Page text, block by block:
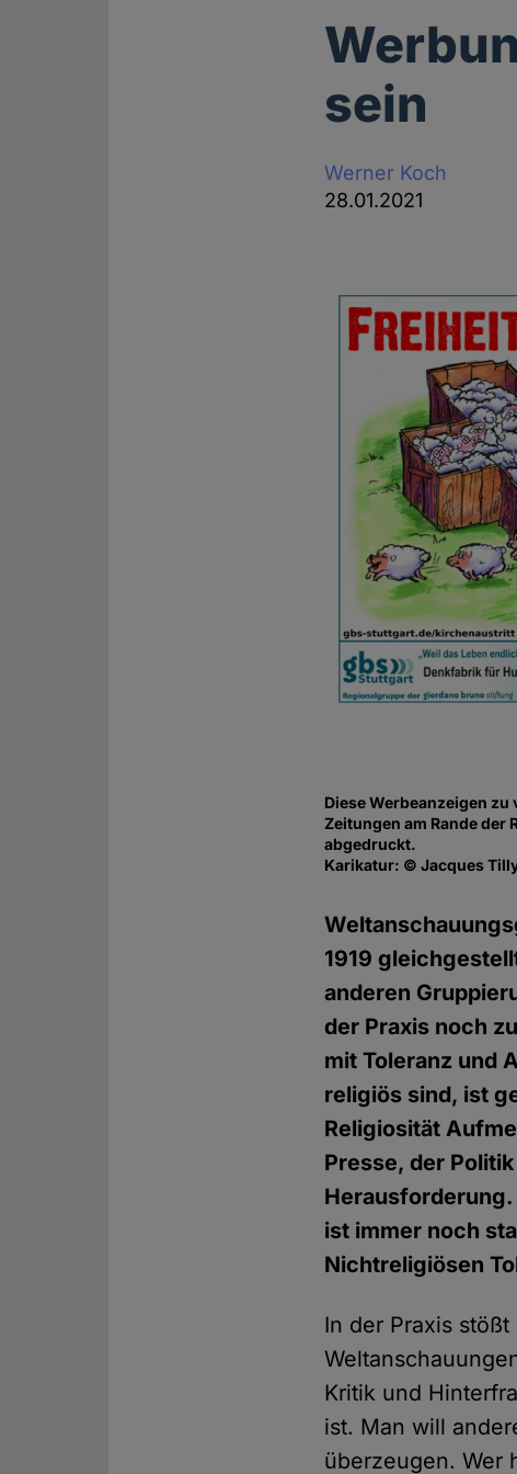
sein
Werner Koch
28.01.2021
Diese Werbeanzeigen
Zeitungen am Rande der
abgedruckt.
Karikatur: © Jacques
1919
anderen
der Praxis noch
mit Toleranz und
religiös sind, ist
Religiosität
Presse, der
ist immer noch
Nichtreligiösen
In der Praxis
Kritik und
ist. Man will
überzeugen. Wer